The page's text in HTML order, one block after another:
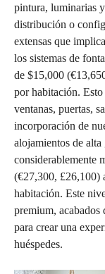
pintura, luminarias
distribución o
extensas que
los sistemas de
de $15,000
por habitación.
ventanas, puertas,
incorporación de
alojamientos de alta
considerablemente
(€27,300, £26,100)
habitación. Este
premium, acabados
para crear una
huéspedes.